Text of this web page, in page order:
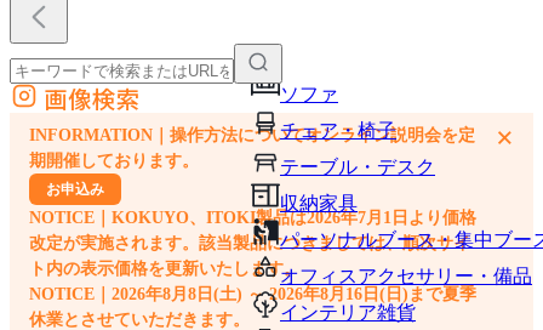
ソファ
チェア・椅子
テーブル・デスク
収納家具
パーソナルブース・集中ブー
オフィスアクセサリー・備品
インテリア雑貨
外部サイトの商品をカートに追加
他のサイトで見つけた商品ページのURLを貼り付けて、カートに追加できます
画像検索
INFORMATION｜操作方法についてオンライン説明会を定
期開催しております。
お申込み
NOTICE｜KOKUYO、ITOKI製品は2026年7月1日より価格
改定が実施されます。該当製品につきましては、順次サイ
ト内の表示価格を更新いたします。
NOTICE｜2026年8月8日(土) ～ 2026年8月16日(日)まで夏季
休業とさせていただきます。
×